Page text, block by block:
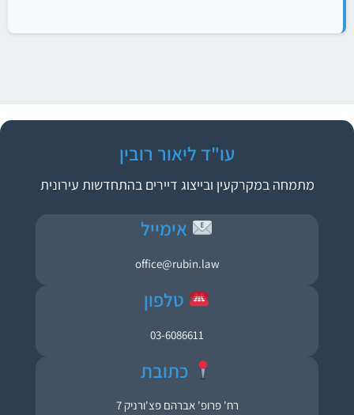
עו"ד ליאור רובין
מתמחה במקרקעין ובייצוג דיירים בהתחדשות עירונית
אימייל
office@rubin.law
טלפון
03-6086611
כתובת
רח' פרופ' אברהם פצ'ורניק 7